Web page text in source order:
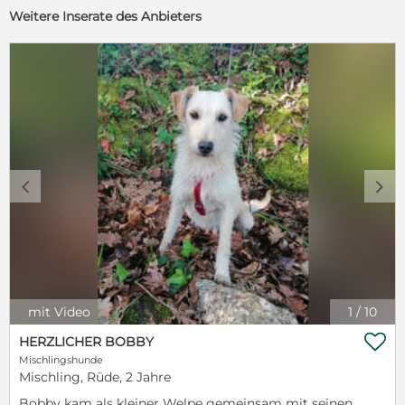
Weitere Inserate des Anbieters
1 / 10
c d
mit Video
HERZLICHER BOBBY
Mischlingshunde
Mischling, Rüde, 2 Jahre
